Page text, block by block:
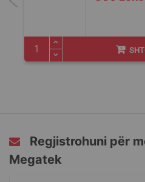
Regjistrohuni për
Megatek